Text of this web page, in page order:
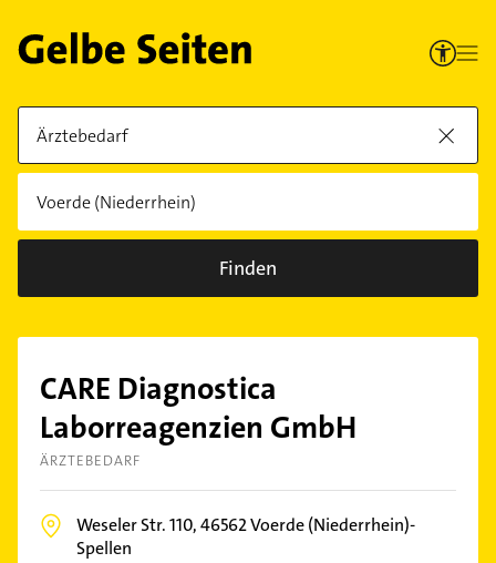
Finden
CARE Diagnostica
Laborreagenzien GmbH
ÄRZTEBEDARF
Weseler Str. 110,46562Voerde (Niederrhein)-
Spellen